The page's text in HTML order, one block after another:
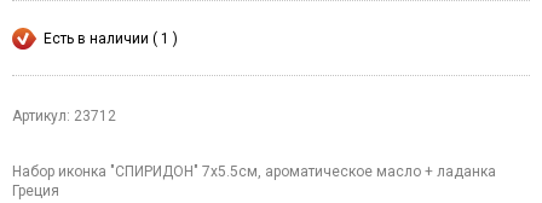
Есть в наличии ( 1 )
Артикул: 23712
Набор иконка "СПИРИДОН" 7х5.5см, ароматическое масло + ладанка
Греция